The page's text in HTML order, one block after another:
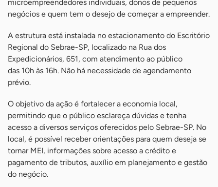
microempreendedores individuais, donos de pequenos
negócios e quem tem o desejo de começar a empreender.
A estrutura está instalada no estacionamento do Escritório
Regional do Sebrae-SP, localizado na Rua dos
Expedicionários, 651, com atendimento ao público
das 10h às 16h. Não há necessidade de agendamento
prévio.
O objetivo da ação é fortalecer a economia local,
permitindo que o público esclareça dúvidas e tenha
acesso a diversos serviços oferecidos pelo Sebrae-SP. No
local, é possível receber orientações para quem deseja se
tornar MEI, informações sobre acesso a crédito e
pagamento de tributos, auxílio em planejamento e gestão
do negócio.